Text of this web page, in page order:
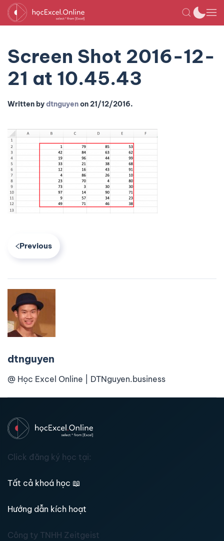
Screen Shot 2016-12-
21 at 10.45.43
Written bydtnguyenon21/12/2016.
Previous
dtnguyen
@ Học Excel Online | DTNguyen.business
Click đăng ký học tại:
Tất cả khoá học 📖
Hướng dẫn kích hoạt
Công ty TNHH Zeitgeist